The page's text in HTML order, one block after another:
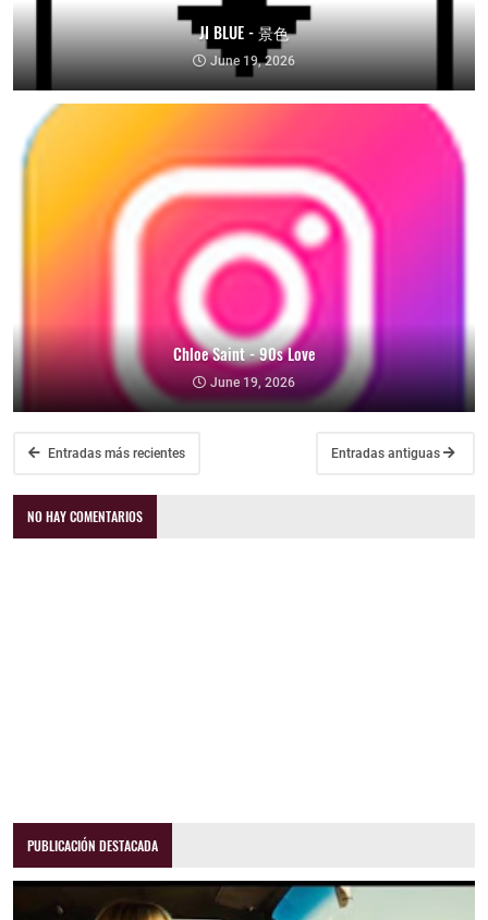
JI BLUE - 景色
June 19, 2026
Chloe Saint - 90s Love
June 19, 2026
Entradas más recientes Entradas antiguas
NO HAY COMENTARIOS
PUBLICACIÓN DESTACADA